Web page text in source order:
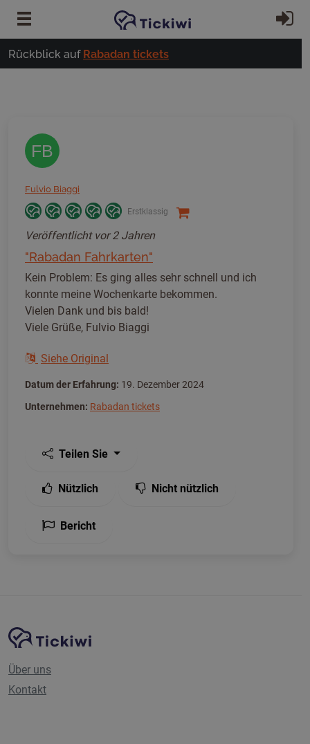
Zum Hauptinhalt springen
Rückblick auf Rabadan tickets
FB
Fulvio Biaggi
Erstklassig
Veröffentlicht vor 2 Jahren
"Rabadan Fahrkarten"
Kein Problem: Es ging alles sehr schnell und ich
konnte meine Wochenkarte bekommen.
Vielen Dank und bis bald!
Viele Grüße, Fulvio Biaggi
Siehe Original
Datum der Erfahrung: 19. Dezember 2024
Unternehmen: Rabadan tickets
Teilen Sie
Nützlich Nicht nützlich
Bericht
Website-Navigation
Tickiwi-Plattform
Über uns
Kontakt